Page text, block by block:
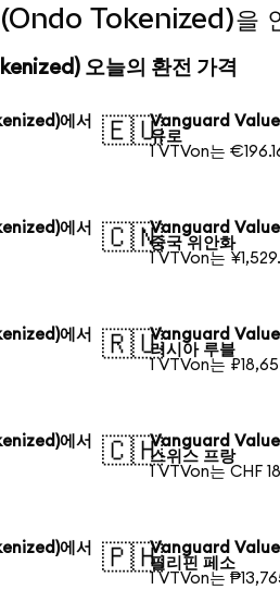
Tokenized)을 인
오늘의 환전 가격
에서
🇪🇺Vanguard Value
유로
1 VTVon는
에서
🇨🇳Vanguard Value
중국 위안화
1 VTVon는
에서
🇷🇺Vanguard Value
러시아 루블
1 VTVon는
에서
🇨🇭Vanguard Value
스위스 프랑
1 VTVon는 CHF
에서
🇵🇭Vanguard Value
필리핀 페소
1 VTVon는